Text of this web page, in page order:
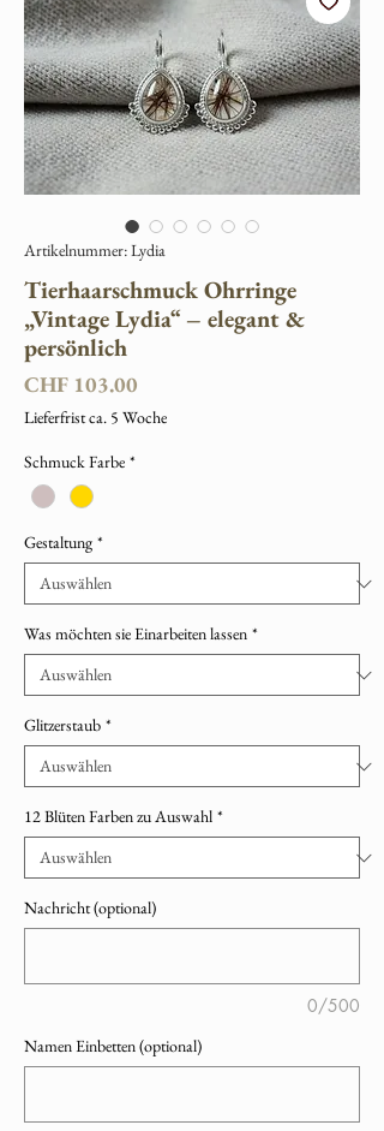
Artikelnummer: Lydia
Tierhaarschmuck Ohrringe
„Vintage Lydia“ – elegant &
persönlich
CHF 103.00
Lieferfrist ca. 5 Woche
Schmuck Farbe *
Gestaltung *
Was möchten sie Einarbeiten lassen *
Glitzerstaub *
12 Blüten Farben zu Auswahl *
Nachricht (optional)
0/500
Namen Einbetten (optional)